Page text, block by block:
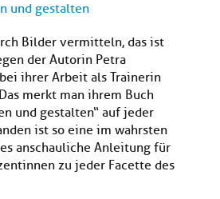
und gestalten
Bilder vermitteln, das ist
der Autorin Petra
ihrer Arbeit als Trainerin
merkt man ihrem Buch
und gestalten“ auf jeder
ist so eine im wahrsten
anschauliche Anleitung für
zu jeder Facette des